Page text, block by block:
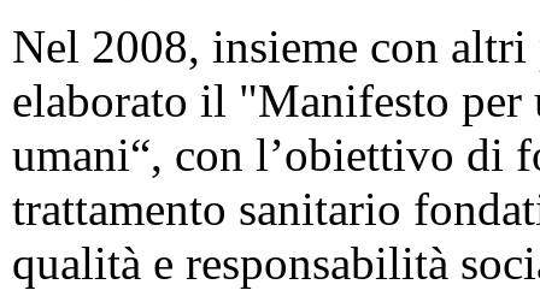
Nel 2008, insieme con altri
elaborato il "Manifesto per
umani“, con l’obiettivo di
trattamento sanitario
qualità e responsabilità